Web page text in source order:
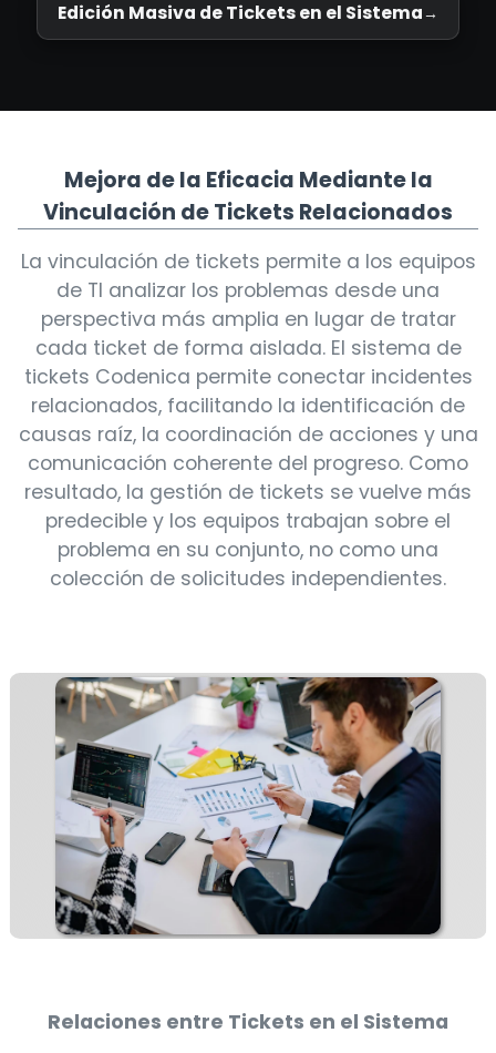
Edición Masiva de Tickets en el Sistema
Mejora de la Eficacia Mediante la
Vinculación de Tickets Relacionados
La vinculación de tickets permite a los equipos
de TI analizar los problemas desde una
perspectiva más amplia en lugar de tratar
cada ticket de forma aislada. El sistema de
tickets Codenica permite conectar incidentes
relacionados, facilitando la identificación de
causas raíz, la coordinación de acciones y una
comunicación coherente del progreso. Como
resultado, la gestión de tickets se vuelve más
predecible y los equipos trabajan sobre el
problema en su conjunto, no como una
colección de solicitudes independientes.
Relaciones entre Tickets en el Sistema